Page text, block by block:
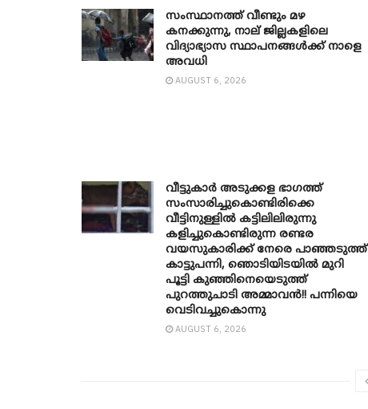
സംസ്ഥാനത്ത് വീണ്ടും മഴ
കനക്കുന്നു, നാല് ജില്ലകളിലെ
വിദ്യാഭ്യാസ സ്ഥാപനങ്ങൾക്ക് നാളെ
അവധി
AUGUST 6, 2026
വീട്ടുകാർ അ‌ടുക്കള ഭാ​ഗത്ത്
സംസാരിച്ചുകൊണ്ടിരിക്കെ
വീട്ടിനുള്ളിൽ കട്ടിലിലിരുന്നു
കളിച്ചുകൊണ്ടിരുന്ന രണ്ടര
വയസുകാരിക്ക് നേരെ പാഞ്ഞടുത്ത്
കാട്ടുപന്നി, ‍ഞൊടിയി‌ടയിൽ മുറി
പൂട്ടി കുഞ്ഞിനെയെടുത്ത്
പുറത്തുചാടി അമ്മാവൻ!! പന്നിയെ
വെടിവച്ചുകൊന്നു
AUGUST 6, 2026